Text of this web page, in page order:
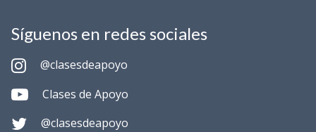
Síguenos en redes sociales
@clasesdeapoyo
Clases de Apoyo
@clasesdeapoyo